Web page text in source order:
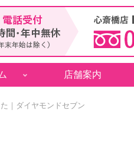
店舗案内
｜ダイヤモンドセブン